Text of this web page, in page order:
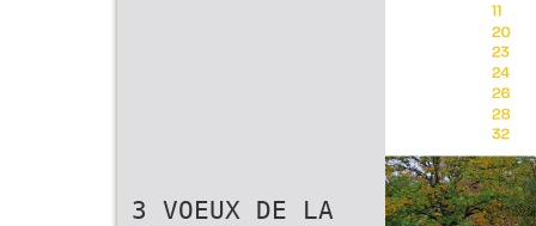
3 VOEUX DE LA